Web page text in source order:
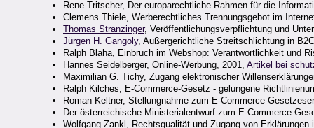
Rene Tritscher, Der europarechtliche Rahmen für die
Clemens Thiele, Werberechtliches Trennungsgebot im
Thomas Stranzinger, Veröffentlichungsverpflichtung und
Jürgen H. Gangoly, Außergerichtliche Streitschlichtung in
Ralph Blaha, Einbruch im Webshop: Verantwortlichkeit und
Hannes Seidelberger, Online-Werbung, 2001, Artikel bei
Maximilian G. Tichy, Zugang elektronischer
Ralph Kilches, E-Commerce-Gesetz - gelungene
Roman Keltner, Stellungnahme zum E-Commerce-
Der österreichische Ministerialentwurf zum E-Commerce
Wolfgang Zankl, Rechtsqualität und Zugang von